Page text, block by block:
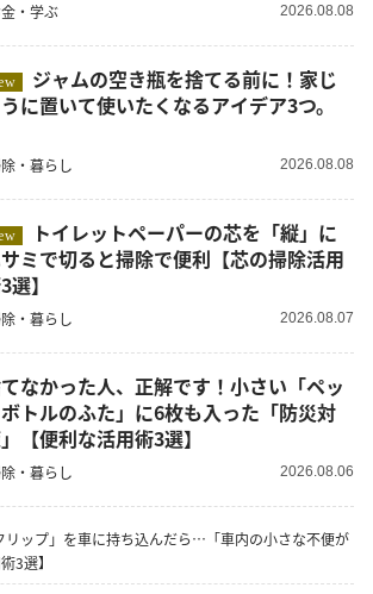
・学ぶ 2026.08.08
に置いて使いたくなるアイデア3つ。
・暮らし 2026.08.08
ミで切ると掃除で便利【芯の掃除活用
選】
・暮らし 2026.08.07
なかった人、正解です！小さい「ペッ
ボトルのふた」に6枚も入った「防災対
【便利な活用術3選】
・暮らし 2026.08.06
リップ」を車に持ち込んだら…「車内の小さな不便が
3選】